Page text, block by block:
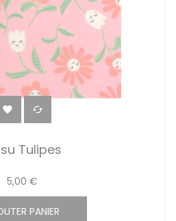
 
Tulipes
5,00 €
PANIER